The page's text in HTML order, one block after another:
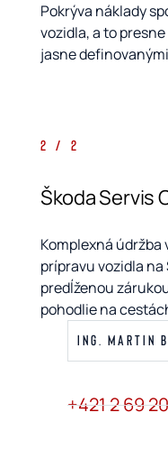
Pokrýva náklady
vozidla, a to
jasne
2 / 2
Škoda Servis
Komplexná údržba
prípravu vozidla na
predĺženou
pohodlie na
ING. MARTIN
+421 2 69